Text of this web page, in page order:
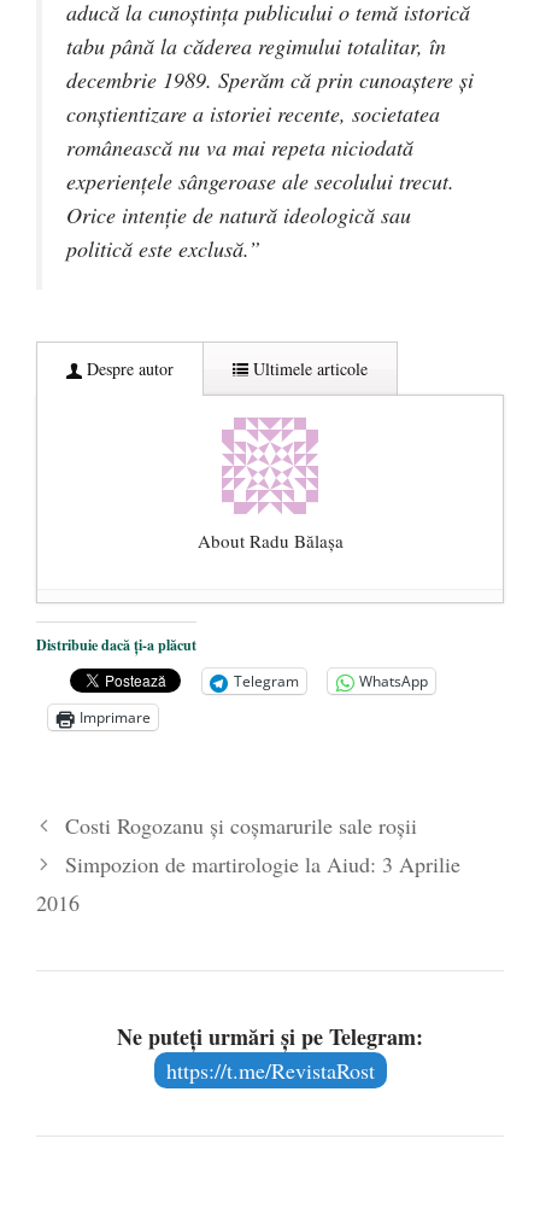
aducă la cunoştinţa publicului o temă istorică
tabu până la căderea regimului totalitar, în
decembrie 1989. Sperăm că prin cunoaştere şi
conştientizare a istoriei recente, societatea
românească nu va mai repeta niciodată
experienţele sângeroase ale secolului trecut.
Orice intenţie de natură ideologică sau
politică este exclusă.”
Despre autor Ultimele articole
About Radu Bălaşa
Șase măsuri pentru primenirea clasei
politice românești - 10 noiembrie 2020
Într-o țară în care se fură miliarde de euro,
memoria rezistenței anticomuniste este
sexuală” și obligativitatea vaccinării
iunie 2020
Distribuie dacă ți-a plăcut
Telegram
WhatsApp
Imprimare
Costi Rogozanu şi coşmarurile sale roşii
Simpozion de martirologie la Aiud: 3 Aprilie
2016
Ne puteți urmări și pe Telegram:
https://t.me/RevistaRost